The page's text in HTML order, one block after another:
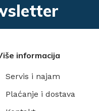
informacija
Servis i najam
Plaćanje i dostava